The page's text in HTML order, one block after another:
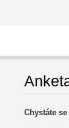
Chystáte